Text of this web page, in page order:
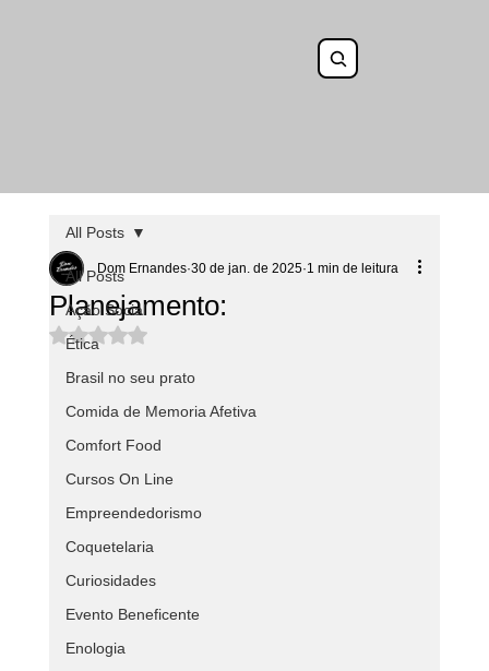
All Posts
Ação Social
Ética
Brasil no seu prato
Comida de Memoria Afetiva
Comfort Food
Cursos On Line
Empreendedorismo
Coquetelaria
Curiosidades
Evento Beneficente
Enologia
All Posts
Planejamento:
Dom Ernandes 30 de jan. de 2025 1 min de leitura
Avaliado com NaN de 5 estrelas.